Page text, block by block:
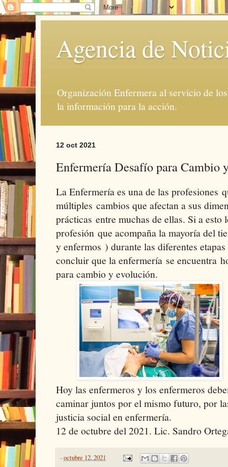
Agencia de
Organización Enfermera al servicio de
la información para la acción.
12 oct 2021
Enfermería Desafío para Cambio
La Enfermería es una de las profesiones
múltiples cambios que afectan a sus
prácticas entre muchas de ellas. Si a esto
profesión que acompaña la mayoría del
y enfermos ) durante las diferentes
concluir que la enfermería se encuentra
para cambio y evolución.
Hoy las enfermeros y los enfermeros
caminar juntos por el mismo futuro, por
justicia social en enfermería.
12 de octubre del 2021. Lic. Sandro
-octubre 12, 2021